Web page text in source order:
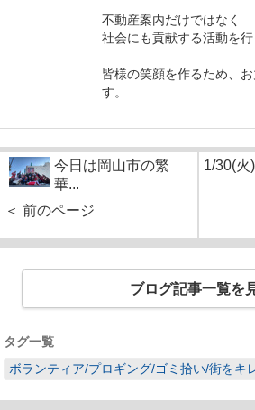
不動産案内だけではなく
社会にも貢献する活動を行
皆様の笑顔を作るため、
す。
今日は岡山市の繁
華...
＜ 前のページ
1/30(火
ブログ記事一覧を
タグ一覧
ボランティア/プロギング/ゴミ拾い/街をキ